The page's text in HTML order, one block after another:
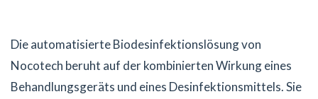
Die automatisierte Biodesinfektionslösung von
Nocotech beruht auf der kombinierten Wirkung eines
Behandlungsgeräts und eines Desinfektionsmittels. Sie